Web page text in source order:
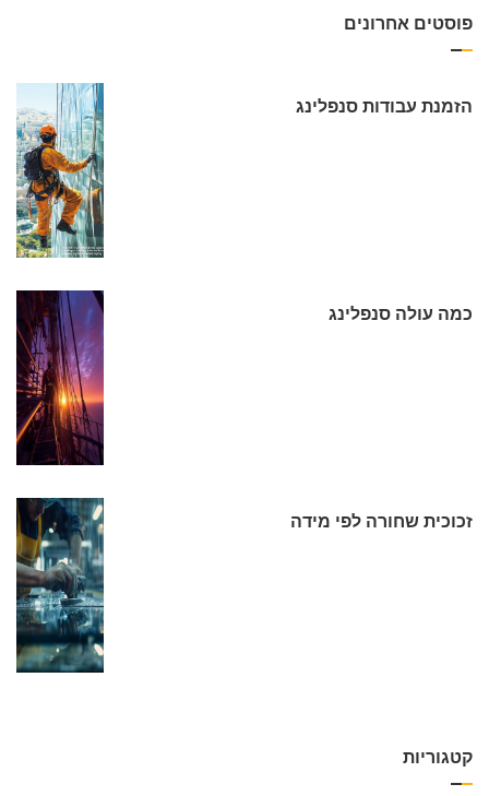
פוסטים אחרונים
הזמנת עבודות סנפלינג
כמה עולה סנפלינג
זכוכית שחורה לפי מידה
קטגוריות